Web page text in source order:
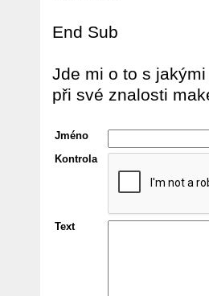
End Sub
Jde mi o to s
při své znalosti
Jméno
Kontrola
Text